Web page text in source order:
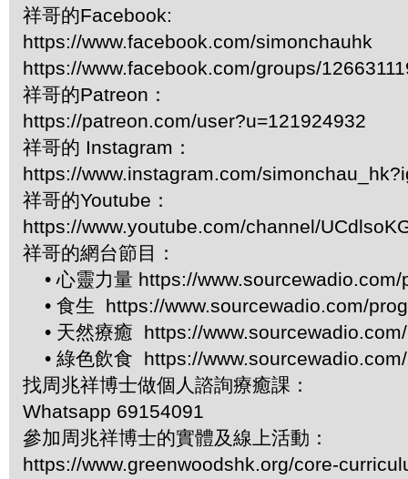
祥哥的Facebook:
https://www.facebook.com/simonchauhk
https://www.facebook.com/groups/
祥哥的Patreon：
https://patreon.com/user?u=121924932
祥哥的 Instagram：
https://www.instagram.com/
祥哥的Youtube：
https://www.youtube.com/channel/
祥哥的網台節目：
• 心靈力量 https://
• 食生 https://www.sourcewadio.com/
• 天然療癒 https://
• 綠色飲食 https://
找周兆祥博士做個人諮詢療癒課：
Whatsapp 69154091
參加周兆祥博士的實體及線上活動：
https://www.greenwoodshk.org/core-